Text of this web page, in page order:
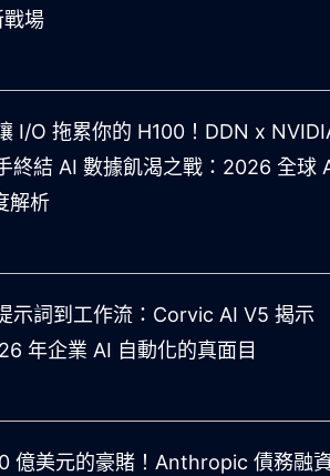
場
I/O 拖累你的 H100！DDN x
終結 AI 數據飢渴之戰：2026 全球
解析
示詞到工作流：Corvic AI V5 揭示
年企業 AI 自動化的真面目
億美元的豪賭！Anthropic 債務融